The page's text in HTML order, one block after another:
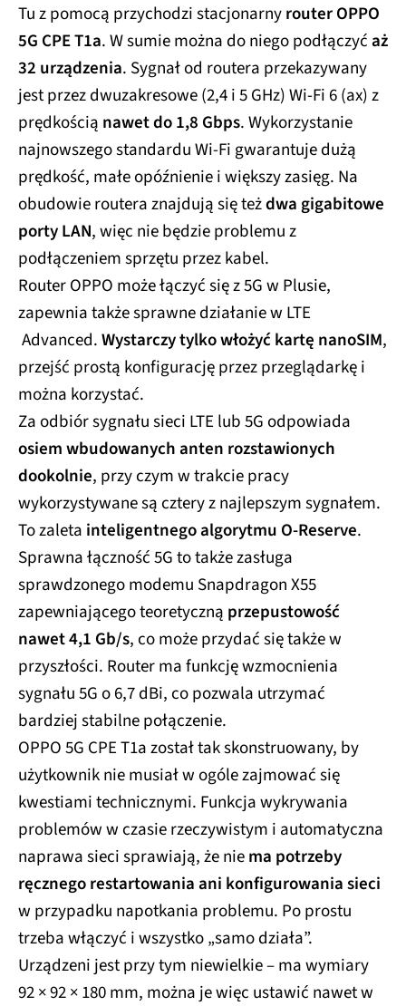
Tu z pomocą przychodzi stacjonarnyrouter OPPO
5G CPE T1a. W sumie można do niego podłączyćaż
32 urządzenia. Sygnał od routera przekazywany
jest przez dwuzakresowe (2,4 i 5 GHz) Wi-Fi 6 (ax) z
prędkością nawet do 1,8 Gbps. Wykorzystanie
najnowszego standardu Wi-Fi gwarantuje dużą
prędkość, małe opóźnienie i większy zasięg. Na
obudowie routera znajdują się teżdwa gigabitowe
porty LAN, więc nie będzie problemu z
podłączeniem sprzętu przez kabel.
Router OPPO może łączyć się z 5G w Plusie,
zapewnia także sprawne działanie w LTE
Advanced.Wystarczy tylko włożyć kartę nanoSIM,
przejść prostą konfigurację przez przeglądarkę i
można korzystać.
Za odbiór sygnału sieci LTE lub 5G odpowiada
osiem wbudowanych anten rozstawionych
dookolnie, przy czym w trakcie pracy
wykorzystywane są cztery z najlepszym sygnałem.
To zaleta inteligentnego algorytmu O-Reserve.
Sprawna łączność 5G to także zasługa
sprawdzonego modemu Snapdragon X55
zapewniającego teoretyczną przepustowość
nawet 4,1 Gb/s, co może przydać się także w
przyszłości. Router ma funkcję wzmocnienia
sygnału 5G o 6,7 dBi, co pozwala utrzymać
bardziej stabilne połączenie.
OPPO 5G CPE T1a został tak skonstruowany, by
użytkownik nie musiał w ogóle zajmować się
kwestiami technicznymi. Funkcja wykrywania
problemów w czasie rzeczywistym i automatyczna
naprawa sieci sprawiają, że niema potrzeby
ręcznego restartowania ani konfigurowania sieci
w przypadku napotkania problemu. Po prostu
trzeba włączyć i wszystko „samo działa”.
Urządzeni jest przy tym niewielkie – ma wymiary
92 × 92 × 180 mm, można je więc ustawić nawet w